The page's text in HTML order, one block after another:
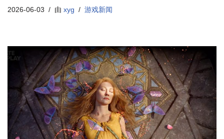
2026-06-03 由 xyg 游戏新闻